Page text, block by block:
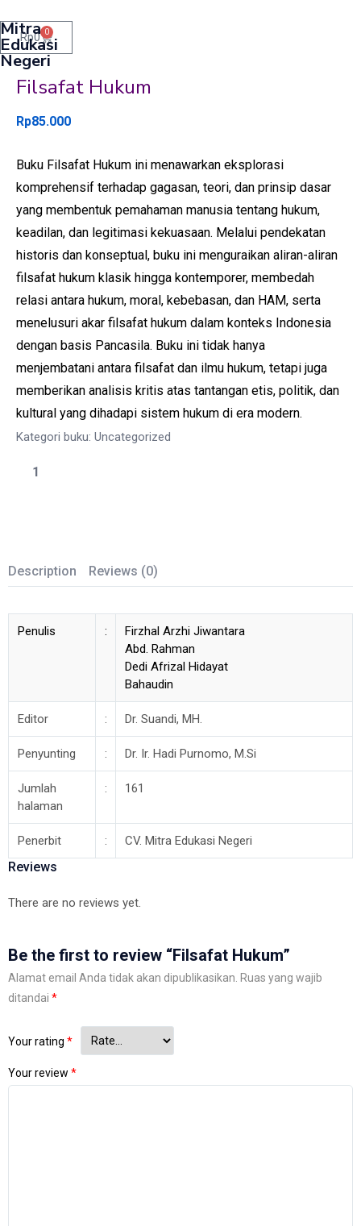
Rp0 0
Mitra
Edukasi
Negeri
Filsafat Hukum
Rp85.000
Buku Filsafat Hukum ini menawarkan eksplorasi
komprehensif terhadap gagasan, teori, dan prinsip dasar
yang membentuk pemahaman manusia tentang hukum,
keadilan, dan legitimasi kekuasaan. Melalui pendekatan
historis dan konseptual, buku ini menguraikan aliran-aliran
filsafat hukum klasik hingga kontemporer, membedah
relasi antara hukum, moral, kebebasan, dan HAM, serta
menelusuri akar filsafat hukum dalam konteks Indonesia
dengan basis Pancasila. Buku ini tidak hanya
menjembatani antara filsafat dan ilmu hukum, tetapi juga
memberikan analisis kritis atas tantangan etis, politik, dan
kultural yang dihadapi sistem hukum di era modern.
Kategori buku: Uncategorized
Description Reviews (0)
Penulis :
Firzhal Arzhi Jiwantara
Abd. Rahman
Dedi Afrizal Hidayat
Bahaudin
Editor : Dr. Suandi, MH.
Penyunting : Dr. Ir. Hadi Purnomo, M.Si
Jumlah
halaman
: 161
Penerbit : CV. Mitra Edukasi Negeri
Reviews
There are no reviews yet.
Be the first to review “Filsafat Hukum”
Alamat email Anda tidak akan dipublikasikan. Ruas yang wajib
ditandai *
Your rating *
Your review *